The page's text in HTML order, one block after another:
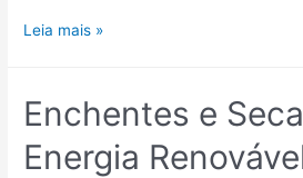
O
o
Livre
Leia mais »
Enchentes e
Energia